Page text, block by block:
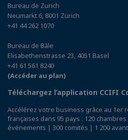
Bureau de Zurich
Neumarkt 6, 8001 Zürich
+41 44 262 1070
Bureau de Bâle
Elisabethenstrasse 23, 4051 Basel
+41 61 561 8240
(Accéder au plan)
Téléchargez l’application CCIFI
Accélérez votre business grâce au 1er
françaises dans 95 pays : 120
événements | 300 comités | 1 200